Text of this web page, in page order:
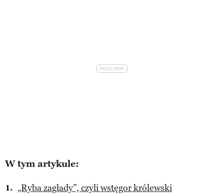
W tym artykule:
„Ryba zagłady”, czyli wstęgor królewski